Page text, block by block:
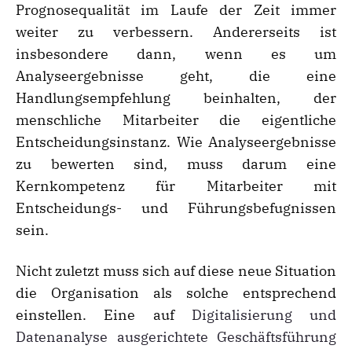
Prognosequalität im Laufe der Zeit immer
weiter zu verbessern. Andererseits ist
insbesondere dann, wenn es um
Analyseergebnisse geht, die eine
Handlungsempfehlung beinhalten, der
menschliche Mitarbeiter die eigentliche
Entscheidungsinstanz. Wie Analyseergebnisse
zu bewerten sind, muss darum eine
Kernkompetenz für Mitarbeiter mit
Entscheidungs- und Führungsbefugnissen
sein.
Nicht zuletzt muss sich auf diese neue Situation
die Organisation als solche entsprechend
einstellen. Eine auf Digitalisierung und
Datenanalyse ausgerichtete Geschäftsführung